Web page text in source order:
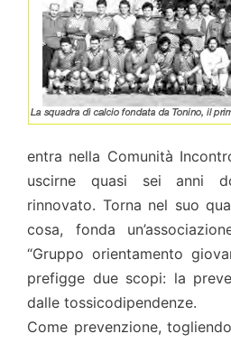
entra nella Comunità
uscirne quasi sei anni
rinnovato. Torna nel suo
cosa, fonda
“Gruppo orientamento
prefigge due scopi: la
dalle tossicodipendenze.
Come prevenzione,